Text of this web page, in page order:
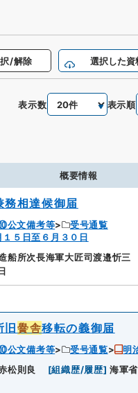
/解除 選択した
表示数 表示順
概要情報
相達候御届
公文備考等
受号通覧
５日至６月３０日
船所次長海軍大匠司渡邉忻三
旧黌舎移転の義御届
公文備考等 受号通覧
明
松則良 [組織歴/履歴] 海軍省